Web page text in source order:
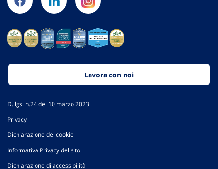
Lavora con noi
D. lgs. n.24 del 10 marzo 2023
Privacy
Dichiarazione dei cookie
Informativa Privacy del sito
Dichiarazione di accessibilità